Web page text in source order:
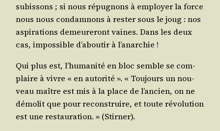
subis­sons ; si nous répu­gnons à employer la force
nous nous condam­nons à res­ter sous le joug : nos
aspi­ra­tions demeu­re­ront vaines. Dans les deux
cas, impos­sible d’a­bou­tir à l’anarchie !
Qui plus est, l’hu­ma­ni­té en bloc semble se com­
plaire à vivre « en auto­ri­té ». « Tou­jours un nou­
veau maître est mis à la place de l’an­cien, on ne
démo­lit que pour recons­truire, et toute révo­lu­tion
est une res­tau­ra­tion. » (Stir­ner).